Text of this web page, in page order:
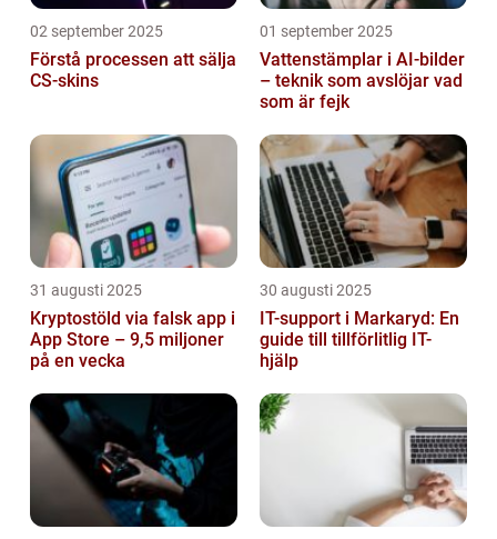
02 september 2025
Förstå processen att sälja
CS-skins
01 september 2025
Vattenstämplar i AI-bilder
– teknik som avslöjar vad
som är fejk
31 augusti 2025
Kryptostöld via falsk app i
App Store – 9,5 miljoner
på en vecka
30 augusti 2025
IT-support i Markaryd: En
guide till tillförlitlig IT-
hjälp